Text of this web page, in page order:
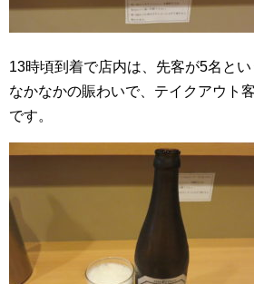
13時頃到着で店内は、先客が5名とい
なかなかの賑わいで、テイクアウト
です。